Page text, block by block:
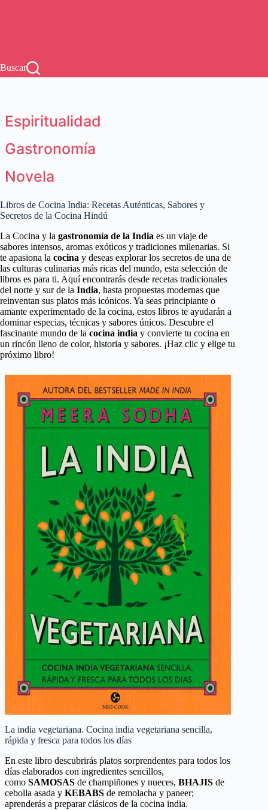
Buscar
Espiritualidad
Gastronomía
Novela
Libros de Cocina India: Recetas Auténticas, Sabores y
Secretos de la Cocina Hindú
La Cocina y la gastronomía de la India es un viaje de
sabores intensos, aromas exóticos y tradiciones milenarias. Si
te apasiona la cocina y deseas explorar los secretos de una de
las culturas culinarias más ricas del mundo, esta selección de
libros es para ti. Aquí encontrarás desde recetas tradicionales
del norte y sur de la India, hasta propuestas modernas que
reinventan sus platos más icónicos. Ya seas principiante o
amante experimentado de la cocina, estos libros te ayudarán a
dominar especias, técnicas y sabores únicos. Descubre el
fascinante mundo de la cocina india y convierte tu cocina en
un rincón lleno de color, historia y sabores. ¡Haz clic y elige tu
próximo libro!
La india vegetariana. Cocina india vegetariana sencilla,
rápida y fresca para todos los días
En este libro descubrirás platos sorprendentes para todos los
días elaborados con ingredientes sencillos,
como SAMOSAS de champiñones y nueces, BHAJIS de
cebolla asada y KEBABS de remolacha y paneer;
aprenderás a preparar clásicos de la cocina india.